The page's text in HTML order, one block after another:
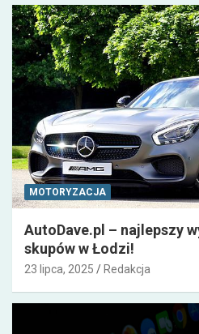
MOTORYZACJA
AutoDave.pl – najlepszy
skupów w Łodzi!
23 lipca, 2025 Redakcja